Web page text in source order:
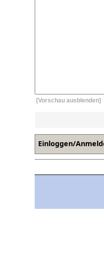
[Vorschau ausblenden]